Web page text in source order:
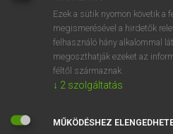
BELÉPÉS
Ezek a sütik nyomon követik a
megismerésével a hirdetők
felhasználó hány alkalommal
megoszthatják ezeket az
féltől származnak.
↓ 2 szolgáltatás
MŰKÖDÉSHEZ